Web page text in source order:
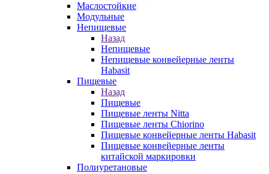
Маслостойкие
Модульные
Непищевые
Назад
Непищевые
Непищевые конвейерные ленты
Habasit
Пищевые
Назад
Пищевые
Пищевые ленты Nitta
Пищевые ленты Chiorino
Пищевые конвейерные ленты Habasit
Пищевые конвейерные ленты
китайской маркировки
Полиуретановые